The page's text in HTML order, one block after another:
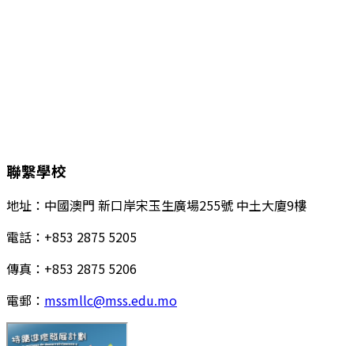
聯繫學校
地址：中國澳門 新口岸宋玉生廣場255號 中土大廈9樓
電話：+853 2875 5205
傳真：+853 2875 5206
電郵： mssmllc@mss.edu.mo